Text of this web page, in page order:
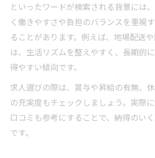
といったワードが検索される背景には
く働きやすさや負担のバランスを重視
ることがあります。例えば、地場配送
は、生活リズムを整えやすく、長期的
得やすい傾向です。
求人選びの際は、賞与や昇給の有無、
の充実度もチェックしましょう。実際
口コミも参考にすることで、納得のい
です。